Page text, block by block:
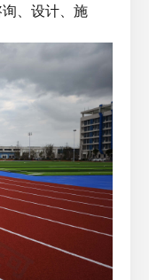
、设计、施